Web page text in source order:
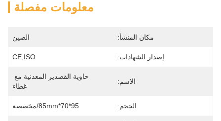
معلومات مفصلة
مكان المنشأ: الصين
إصدار الشهادات: CE,ISO
الاسم:
غطاء
الحجم: 95*70*85mm/مخصصة